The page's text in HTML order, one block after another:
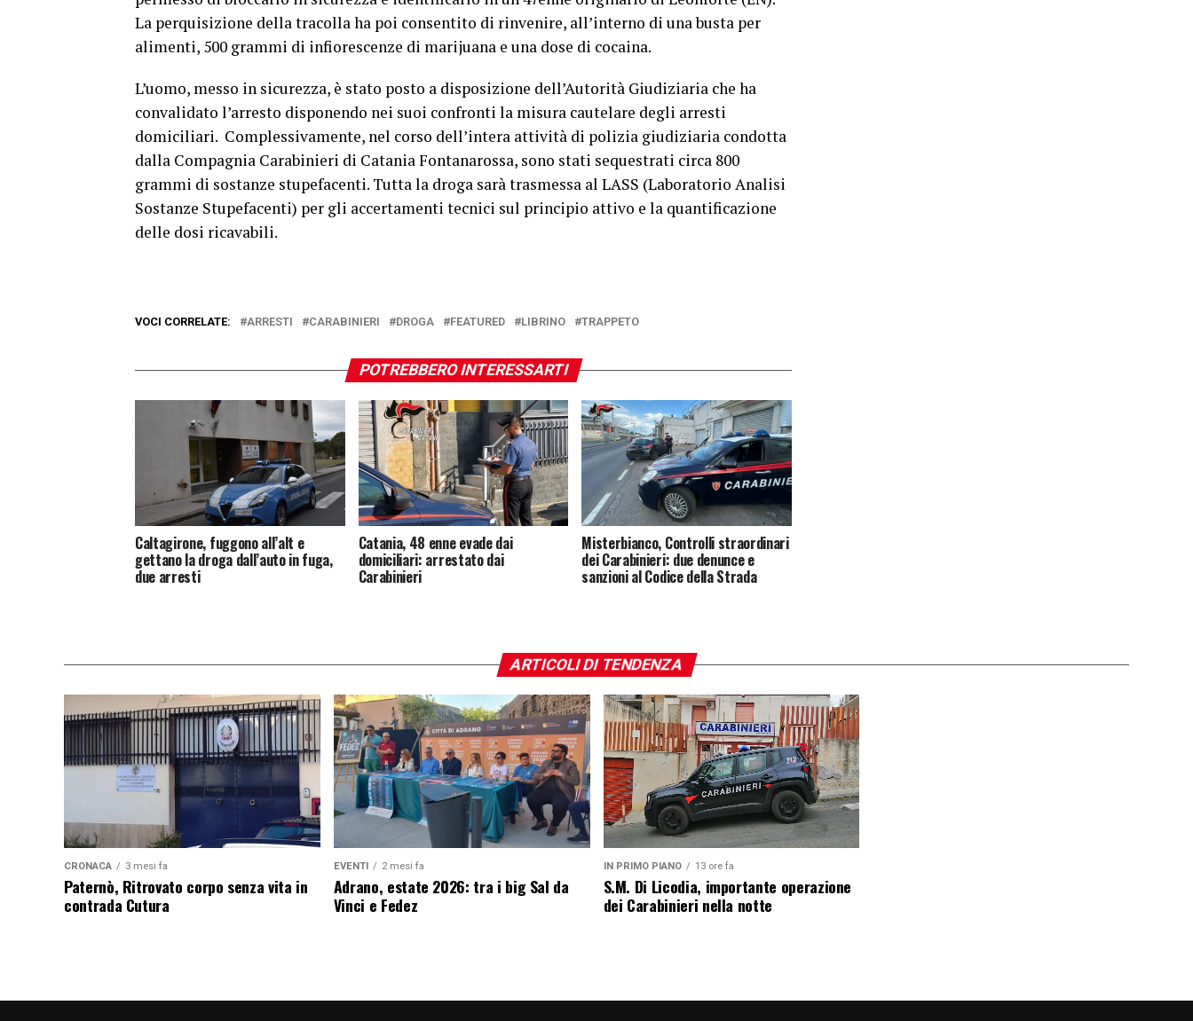
La perquisizione della tracolla ha poi consentito di rinvenire, all’interno di una busta per
alimenti, 500 grammi di infiorescenze di marijuana e una dose di cocaina.
L’uomo, messo in sicurezza, è stato posto a disposizione dell’Autorità Giudiziaria che ha
convalidato l’arresto disponendo nei suoi confronti la misura cautelare degli arresti
domiciliari. Complessivamente, nel corso dell’intera attività di polizia giudiziaria condotta
dalla Compagnia Carabinieri di Catania Fontanarossa, sono stati sequestrati circa 800
grammi di sostanze stupefacenti. Tutta la droga sarà trasmessa al LASS (Laboratorio Analisi
Sostanze Stupefacenti) per gli accertamenti tecnici sul principio attivo e la quantificazione
delle dosi ricavabili.
VOCI CORRELATE: ARRESTI CARABINIERI DROGA FEATURED LIBRINO TRAPPETO
POTREBBERO INTERESSARTI
Caltagirone, fuggono all’alt e
gettano la droga dall’auto in fuga,
due arresti
Catania, 48 enne evade dai
domiciliari: arrestato dai
Carabinieri
Misterbianco, Controlli straordinari
dei Carabinieri: due denunce e
sanzioni al Codice della Strada
ARTICOLI DI TENDENZA
CRONACA 3 mesi fa
Paternò, Ritrovato corpo senza vita in
contrada Cutura
EVENTI 2 mesi fa
Adrano, estate 2026: tra i big Sal da
Vinci e Fedez
IN PRIMO PIANO 13 ore fa
S.M. Di Licodia, importante operazione
dei Carabinieri nella notte